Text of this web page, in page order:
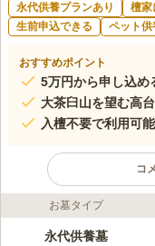
永代供養プランあり 檀家
生前申込できる
ペット供
おすすめポイント
5万円から申し込め
大茶臼山を望む高台
入檀不要で利用可能
コ
ライフドット編集部のコメ
金剛院 永代供養
お墓タイプ
永代供養墓